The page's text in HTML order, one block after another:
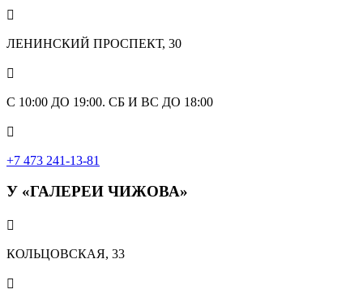

ЛЕНИНСКИЙ ПРОСПЕКТ, 30

С 10:00 ДО 19:00. СБ И ВС ДО 18:00

+7 473 241-13-81
У «ГАЛЕРЕИ ЧИЖОВА»

КОЛЬЦОВСКАЯ, 33
